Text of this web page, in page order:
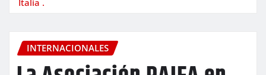
INTERNACIONALES